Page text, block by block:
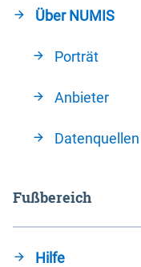
Über NUMIS
Porträt
Anbieter
Datenquellen
Fußbereich
Hilfe